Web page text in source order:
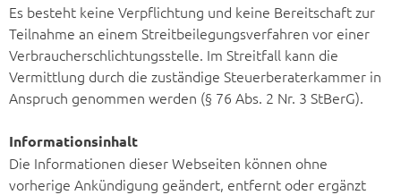
Es besteht keine Verpflichtung und keine Bereitschaft zur
Teilnahme an einem Streitbeilegungsverfahren vor einer
Verbraucherschlichtungsstelle. Im Streitfall kann die
Vermittlung durch die zuständige Steuerberaterkammer in
Anspruch genommen werden (§ 76 Abs. 2 Nr. 3 StBerG).
Informationsinhalt
Die Informationen dieser Webseiten können ohne
vorherige Ankündigung geändert, entfernt oder ergänzt